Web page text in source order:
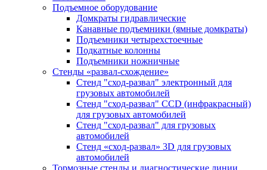
Подъемное оборудование
Домкраты гидравлические
Канавные подъемники (ямные домкраты)
Подъемники четырехстоечные
Подкатные колонны
Подъемники ножничные
Стенды «развал-схождение»
Стенд "сход-развал" электронный для
грузовых автомобилей
Стенд "сход-развал" CCD (инфракрасный)
для грузовых автомобилей
Стенд "сход-развал" для грузовых
автомобилей
Стенд «сход-развал» 3D для грузовых
автомобилей
Тормозные стенды и диагностические линии